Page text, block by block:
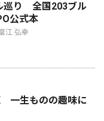
巡り 全国203ブル
公式本
江 弘幸
一生ものの趣味に